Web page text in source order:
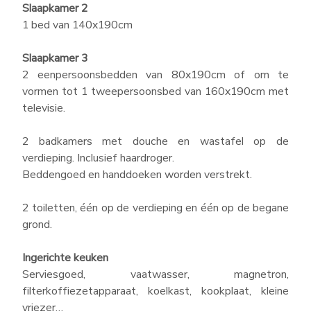
Slaapkamer 2
1 bed van 140x190cm
Slaapkamer 3
2 eenpersoonsbedden van 80x190cm of om te
vormen tot 1 tweepersoonsbed van 160x190cm met
televisie.
2 badkamers met douche en wastafel op de
verdieping. Inclusief haardroger.
Beddengoed en handdoeken worden verstrekt.
2 toiletten, één op de verdieping en één op de begane
grond.
Ingerichte keuken
Serviesgoed, vaatwasser, magnetron,
filterkoffiezetapparaat, koelkast, kookplaat, kleine
vriezer…
Lodge Les Voiles Premium
4 slaapkamers
4 slaapkamers 3 badkamers
vanaf
nuit
RESERVERINGEN
STACARAVANS 3 slaapkamers